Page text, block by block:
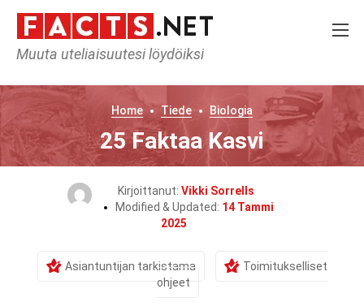
Muuta uteliaisuutesi löydöiksi
Home Tiede Biologia
25 Faktaa Kasvi
Kirjoittanut: Vikki Sorrells
Modified & Updated: 14 Tammi
2025
Asiantuntijan tarkistama
Toimitukselliset
ohjeet